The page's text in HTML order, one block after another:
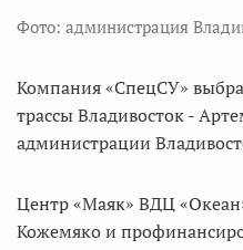
Фото: администрация
Компания «СпецСУ»
трассы Владивосток -
администрации
Центр «Маяк» ВДЦ
Кожемяко и